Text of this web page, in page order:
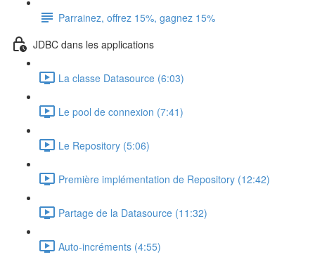
Parrainez, offrez 15%, gagnez 15%
JDBC dans les applications
La classe Datasource (6:03)
Le pool de connexion (7:41)
Le Repository (5:06)
Première implémentation de Repository (12:42)
Partage de la Datasource (11:32)
Auto-incréments (4:55)